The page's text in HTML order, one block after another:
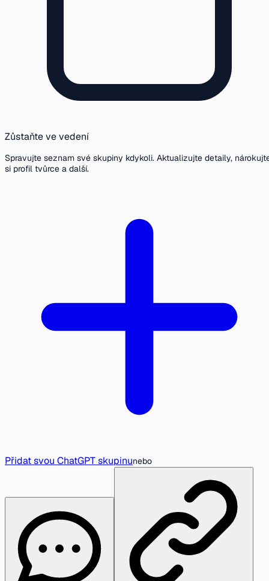
Zůstaňte ve vedení
Spravujte seznam své skupiny kdykoli. Aktualizujte detaily,
si profil tvůrce a další.
Přidat svou ChatGPT skupinunebo